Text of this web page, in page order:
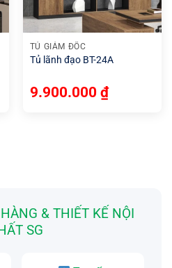
TỦ GIÁM ĐỐC
Tủ lãnh đạo BT-24A
9.900.000 ₫
& THIẾT KẾ NỘI
SG